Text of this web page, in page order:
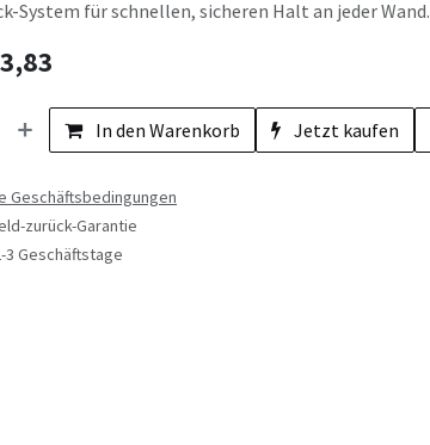
System für schnellen, sicheren Halt an jeder Wand.
In den Warenkorb Jetzt kaufen
Geschäftsbedingungen
zurück-Garantie
3 Geschäftstage